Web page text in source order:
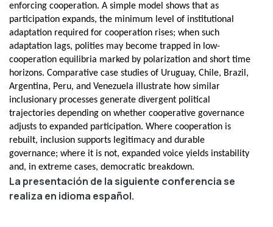
enforcing cooperation. A simple model shows that as
participation expands, the minimum level of institutional
adaptation required for cooperation rises; when such
adaptation lags, polities may become trapped in low-
cooperation equilibria marked by polarization and short time
horizons. Comparative case studies of Uruguay, Chile, Brazil,
Argentina, Peru, and Venezuela illustrate how similar
inclusionary processes generate divergent political
trajectories depending on whether cooperative governance
adjusts to expanded participation. Where cooperation is
rebuilt, inclusion supports legitimacy and durable
governance; where it is not, expanded voice yields instability
and, in extreme cases, democratic breakdown.
La presentación de la siguiente conferencia se
realiza en idioma español.